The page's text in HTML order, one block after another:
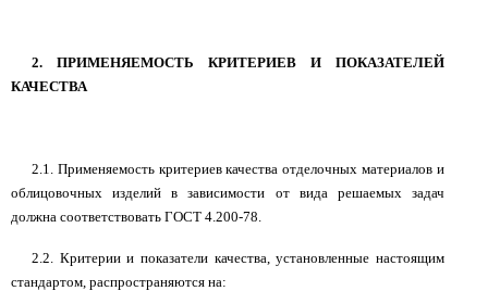
2. ПРИМЕНЯЕМОСТЬ КРИТЕРИЕВ И ПОКАЗАТЕЛЕЙ
КАЧЕСТВА
2.1. Применяемость критериев качества отделочных материалов и
облицовочных изделий в зависимости от вида решаемых задач
должна соответствовать ГОСТ 4.200-78.
2.2. Критерии и показатели качества, установленные настоящим
стандартом, распространяются на: